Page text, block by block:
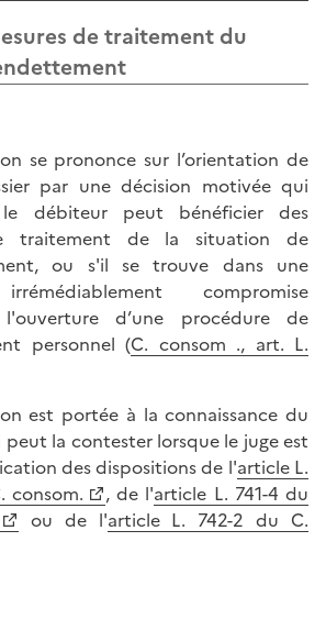
de traitement du
se prononce sur l’orientation de
par une décision motivée qui
débiteur peut bénéficier des
traitement de la situation de
ou s'il se trouve dans une
compromise
d’une procédure de
personnel (C. consom ., art. L.
est portée à la connaissance du
la contester lorsque le juge est
des dispositions de l'article L.
consom.
, de l'article L. 741-4 du
ou de l'article L. 742-2 du C.